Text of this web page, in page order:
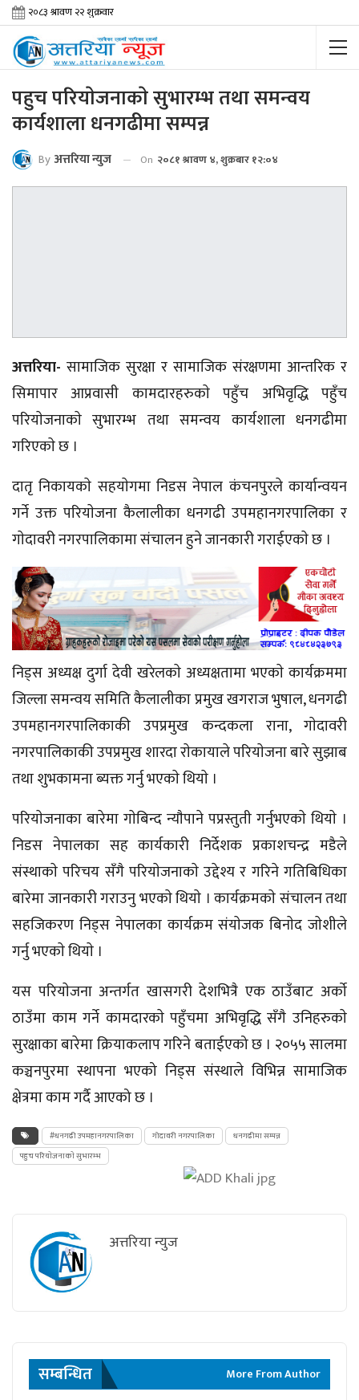
पहुच परियाेजनाकाे सुभारम्भ तथा समन्वय
कार्यशाला धनगढीमा सम्पन्न
By अत्तरिया न्युज On २०८१ श्रावण ४, शुक्रबार १२:०४
अत्तरिया- सामाजिक सुरक्षा र सामाजिक संरक्षणमा आन्तरिक र
सिमापार आप्रवासी कामदारहरुकाे पहुँच अभिवृद्धि पहुँच
परियाेजनाकाे सुभारम्भ तथा समन्वय कार्यशाला धनगढीमा
गरिएकाे छ ।
दातृ निकायकाे सहयाेगमा निडस नेपाल कंचनपुरले कार्यान्वयन
गर्ने उक्त परियाेजना कैलालीका धनगढी उपमहानगरपालिका र
गाेदावरी नगरपालिकामा संचालन हुने जानकारी गराईएकाे छ ।
निड्स अध्यक्ष दुर्गा देवी खरेलकाे अध्यक्षतामा भएकाे कार्यक्रममा
जिल्ला समन्वय समिति कैलालीका प्रमुख खगराज भुषाल, धनगढी
उपमहानगरपालिकाकी उपप्रमुख कन्दकला राना, गाेदावरी
नगरपालिकाकी उपप्रमुख शारदा राेकायाले परियाेजना बारे सुझाब
तथा शुभकामना ब्यक्त गर्नु भएकाे थियाे ।
परियाेजनाका बारेमा गाेबिन्द न्याैपाने पप्रस्तुती गर्नुभएकाे थियाे ।
निडस नेपालका सह कार्यकारी निर्देशक प्रकाशचन्द्र मडैले
संस्थाकाे परिचय सँगै परियाेजनाकाे उद्देश्य र गरिने गतिबिधिका
बारेमा जानकारी गराउनु भएकाे थियाे । कार्यक्रमकाे संचालन तथा
सहजिकरण निड्स नेपालका कार्यक्रम संयाेजक बिनाेद जाेशीले
गर्नु भएकाे थियाे ।
यस परियाेजना अन्तर्गत खासगरी देशभित्रै एक ठाउँबाट अर्काे
ठाउँमा काम गर्ने कामदारकाे पहुँचमा अभिवृद्धि सँगै उनिहरुकाे
सुरक्षाका बारेमा क्रियाकलाप गरिने बताईएको छ । २०५५ सालमा
कञ्चनपुरमा स्थापना भएको निड्स संस्थाले विभिन्न सामाजिक
क्षेत्रमा काम गर्दै आएको छ ।
#धनगढी उपमहानगरपालिका गोदावरी नगरपालिका
धनगढीमा सम्पन्न
पहुच परियाेजनाकाे सुभारम्भ
अत्तरिया न्युज
सम्बन्धित More From Author